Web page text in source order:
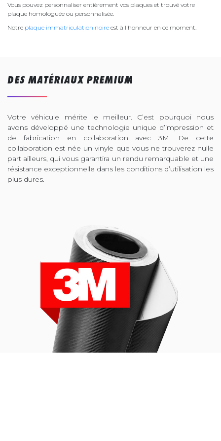
Vous pouvez personnaliser entièrement vos plaques et trouvé votre
plaque homologuée ou personnalisée.
Notre plaque immatriculation noire est à l'honneur en ce moment.
DES MATÉRIAUX PREMIUM
Votre véhicule mérite le meilleur. C’est pourquoi nous
avons développé une technologie unique d’impression et
de fabrication en collaboration avec 3M. De cette
collaboration est née un vinyle que vous ne trouverez nulle
part ailleurs, qui vous garantira un rendu remarquable et une
résistance exceptionnelle dans les conditions d’utilisation les
plus dures.